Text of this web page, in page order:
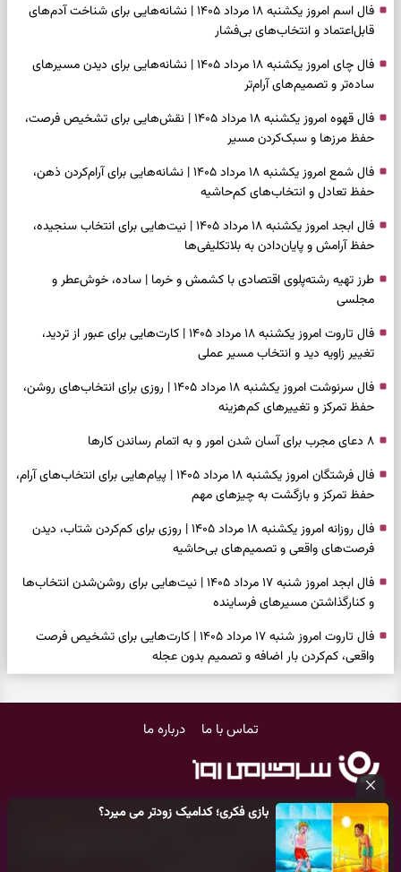
بازی فکری؛ کدامیک زودتر می میرد؟
فال اسم امروز یکشنبه ۱۸ مرداد ۱۴۰۵ | نشانه‌هایی برای شناخت آدم‌های
قابل‌اعتماد و انتخاب‌های بی‌فشار
فال چای امروز یکشنبه ۱۸ مرداد ۱۴۰۵ | نشانه‌هایی برای دیدن مسیرهای
ساده‌تر و تصمیم‌های آرام‌تر
فال قهوه امروز یکشنبه ۱۸ مرداد ۱۴۰۵ | نقش‌هایی برای تشخیص فرصت،
حفظ مرزها و سبک‌کردن مسیر
فال شمع امروز یکشنبه ۱۸ مرداد ۱۴۰۵ | نشانه‌هایی برای آرام‌کردن ذهن،
حفظ تعادل و انتخاب‌های کم‌حاشیه
فال ابجد امروز یکشنبه ۱۸ مرداد ۱۴۰۵ | نیت‌هایی برای انتخاب سنجیده،
حفظ آرامش و پایان‌دادن به بلاتکلیفی‌ها
طرز تهیه رشته‌پلوی اقتصادی با کشمش و خرما | ساده، خوش‌عطر و
مجلسی
فال تاروت امروز یکشنبه ۱۸ مرداد ۱۴۰۵ | کارت‌هایی برای عبور از تردید،
تغییر زاویه دید و انتخاب مسیر عملی
فال سرنوشت امروز یکشنبه ۱۸ مرداد ۱۴۰۵ | روزی برای انتخاب‌های روشن،
حفظ تمرکز و تغییرهای کم‌هزینه
۸ دعای مجرب برای آسان شدن امور و به اتمام رساندن کار‌ها
فال فرشتگان امروز یکشنبه ۱۸ مرداد ۱۴۰۵ | پیام‌هایی برای انتخاب‌های آرام،
حفظ تمرکز و بازگشت به چیزهای مهم
فال روزانه امروز یکشنبه ۱۸ مرداد ۱۴۰۵ | روزی برای کم‌کردن شتاب، دیدن
فرصت‌های واقعی و تصمیم‌های بی‌حاشیه
فال ابجد امروز شنبه ۱۷ مرداد ۱۴۰۵ | نیت‌هایی برای روشن‌شدن انتخاب‌ها
و کنارگذاشتن مسیرهای فرساینده
فال تاروت امروز شنبه ۱۷ مرداد ۱۴۰۵ | کارت‌هایی برای تشخیص فرصت
واقعی، کم‌کردن بار اضافه و تصمیم بدون عجله
بخوانید
حفظ ارزش‌ها و سبک‌کردن ذهن
تماس با ما درباره ما
کلیه حقوق مادی و معنوی این سایت متعلق بهپایگاه خبری سرگرمی روز
می‌باشد و هر گونه کپی‌برداری توسط دیگر سایت‌ها